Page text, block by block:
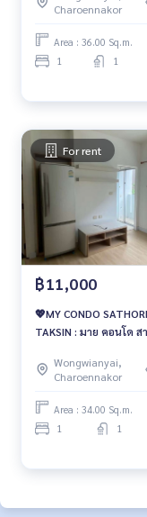
Charoennakor
Area : 36.00 Sq.m.
1 1
For rent
฿11,000
💖MY CONDO
TAKSIN : มาย คอนโด ส
Wongwianyai,
Charoennakor
Area : 34.00 Sq.m.
1 1